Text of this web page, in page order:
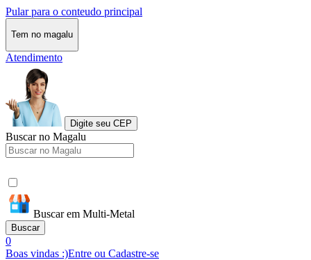
Pular para o conteudo principal
Tem no magalu
Atendimento
Digite seu CEP
Buscar no Magalu
Buscar em Multi-Metal
Buscar
0
Boas vindas :)Entre ou Cadastre-se